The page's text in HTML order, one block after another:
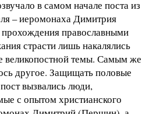
в самом начале поста из
– иеромонаха Димитрия
православными
страсти лишь накалялись
великопостной темы. Самым же
другое. Защищать половые
вызвались люди,
с опытом христианского